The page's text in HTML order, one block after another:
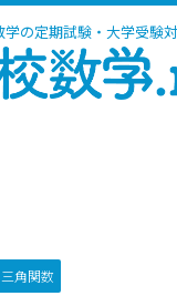
学の定期試験・大学受験
三角関数